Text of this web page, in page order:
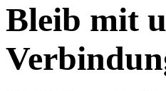
Bleib mit